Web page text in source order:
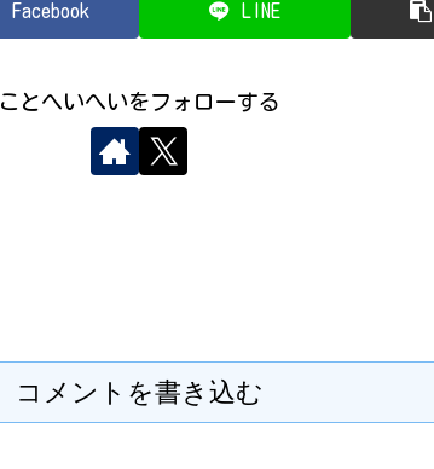
Facebook LINE
ことへいへいをフォローする
コメントを書き込む